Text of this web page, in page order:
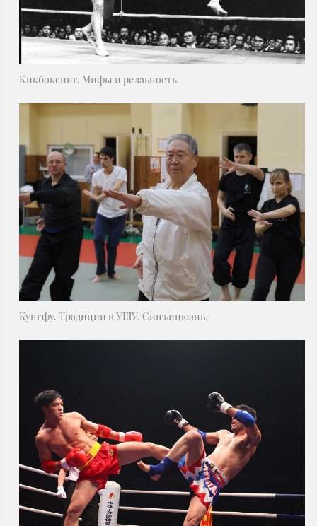
Кикбоксинг. Мифы и релаьность
Кунгфу. Традиции в УШУ. Синъицюань.